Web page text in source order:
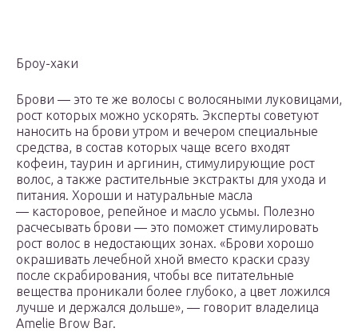
Броу-хаки
Брови — это те же волосы с волосяными луковицами,
рост которых можно ускорять. Эксперты советуют
наносить на брови утром и вечером специальные
средства, в состав которых чаще всего входят
кофеин, таурин и аргинин, стимулирующие рост
волос, а также растительные экстракты для ухода и
питания. Хороши и натуральные масла
— касторовое, репейное и масло усьмы. Полезно
расчесывать брови — это поможет стимулировать
рост волос в недостающих зонах. «Брови хорошо
окрашивать лечебной хной вместо краски сразу
после скрабирования, чтобы все питательные
вещества проникали более глубоко, а цвет ложился
лучше и держался дольше», — говорит владелица
Amelie Brow Bar.